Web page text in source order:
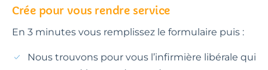
Crée pour vous rendre service
En 3 minutes vous remplissez le formulaire puis :
Nous trouvons pour vous l’infirmière libérale qui